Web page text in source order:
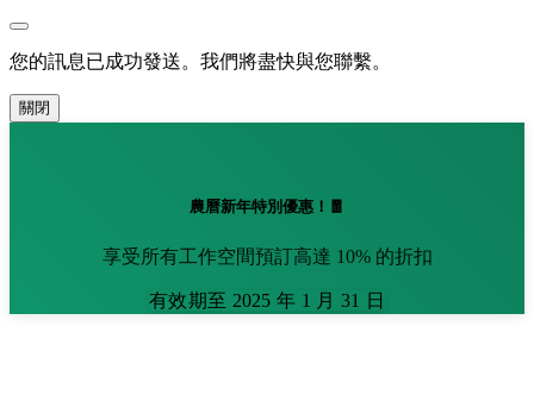
您的訊息已成功發送。我們將盡快與您聯繫。
關閉
農曆新年特別優惠！🧧
享受所有工作空間預訂高達 10% 的折扣
有效期至 2025 年 1 月 31 日